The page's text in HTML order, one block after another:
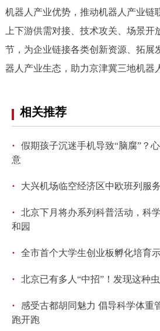
العربية
机器人产业优势，推动机器人产业链
上下游供需对接、技术攻关、场景
节，为企业链接各类创新资源、拓展
器人产业生态，助力京津冀三地机器
相关推荐
·
假期孩子沉迷手机导致“脑腐”？
意
· 大兴机场临空经济区中欧班列服
·
北京下月将办系列科普活动，科
和园
· 全市首个大学生创业板孵化培育
· 北京已有多人“中招”！发现这种
·
感受古都胡同魅力 倡导科学体重
跑开跑